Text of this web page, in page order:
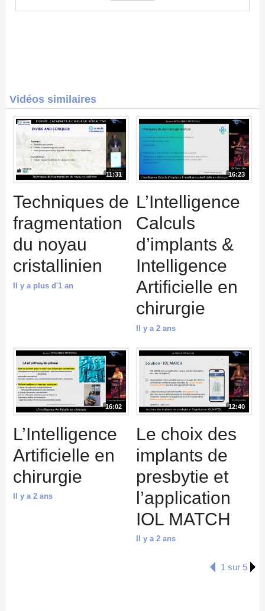
Vidéos similaires
11:31
Techniques de
fragmentation
du noyau
cristallinien
Il y a plus d'1 an
16:23
L’Intelligence
Calculs
d’implants &
Intelligence
Artificielle en
chirurgie
Il y a 2 ans
16:02
L’Intelligence
Artificielle en
chirurgie
Il y a 2 ans
12:40
Le choix des
implants de
presbytie et
l’application
IOL MATCH
Il y a 2 ans
1 sur 5